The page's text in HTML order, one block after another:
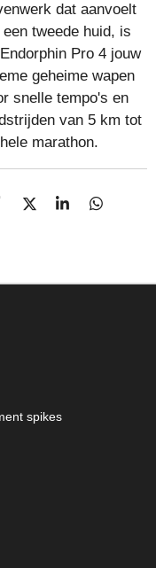
dat aanvoelt
tweede huid, is
Pro 4 jouw
geheime wapen
snelle tempo's en
van 5 km tot
marathon.
D
S
D
spikes